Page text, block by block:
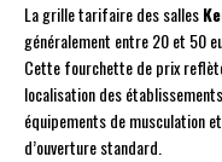
La grille tarifaire des salles
généralement entre 20 et 50
Cette fourchette de prix
localisation des
équipements de musculation
d’ouverture standard.